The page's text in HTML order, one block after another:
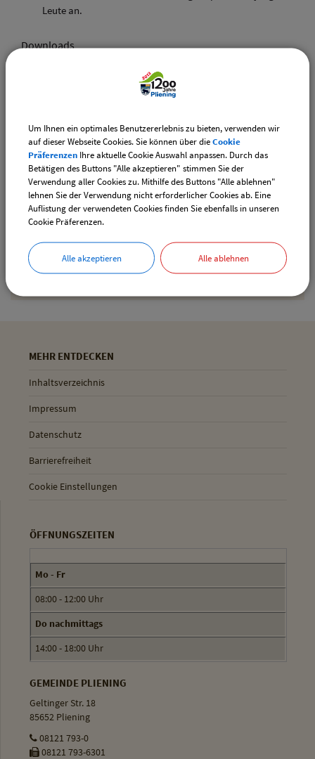
Geltinger Str. 18
85652 Pliening
Leute an.
Downloads
Den gewählten Termin als VCS-Kalenderdatei
downloaden
Drucken
MEHR ENTDECKEN
Inhaltsverzeichnis
Impressum
Datenschutz
Barrierefreiheit
Cookie Einstellungen
ÖFFNUNGSZEITEN
Mo - Fr
08:00 - 12:00 Uhr
Do nachmittags
14:00 - 18:00 Uhr
GEMEINDE PLIENING
Geltinger Str. 18
85652 Pliening
08121 793-0
08121 793-6301
Um Ihnen ein optimales Benutzererlebnis zu bieten, verwenden wir
auf dieser Webseite Cookies. Sie können über dieCookie
Präferenzen Ihre aktuelle Cookie Auswahl anpassen. Durch das
Betätigen des Buttons "Alle akzeptieren" stimmen Sie der
Verwendung aller Cookies zu. Mithilfe des Buttons "Alle ablehnen"
lehnen Sie der Verwendung nicht erforderlicher Cookies ab. Eine
Auflistung der verwendeten Cookies finden Sie ebenfalls in unseren
Cookie Präferenzen.
Alle akzeptieren Alle ablehnen